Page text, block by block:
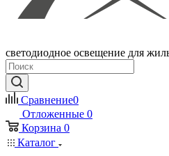
светодиодное освещение для
Сравнение0
Отложенные 0
Корзина 0
Каталог